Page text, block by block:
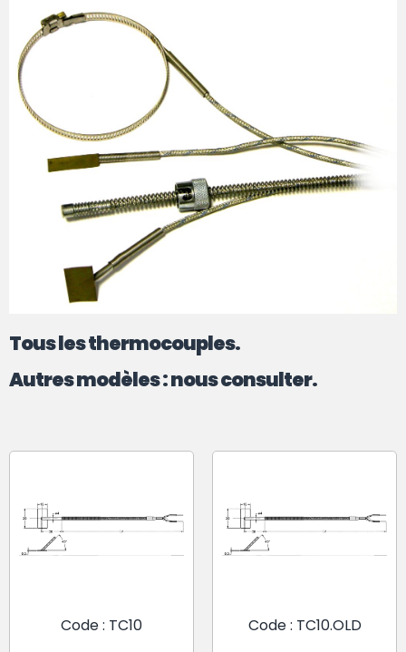
Tous les thermocouples.
Autres modèles : nous consulter.
Code : TC10 Code : TC10.OLD